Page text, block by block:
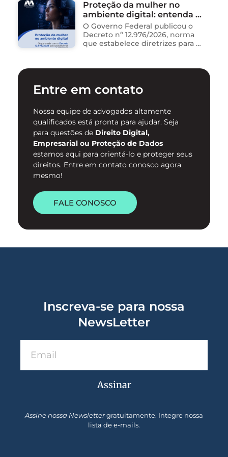
dados, redigem e-mails, geram
relatórios. O problema não está
na ferramenta. Está …
Proteção da mulher no
ambiente digital: entenda o
novo Decreto nº 12.976/2026
O Governo Federal publicou o
Decreto nº 12.976/2026, norma
que estabelece diretrizes para a
enfrentamento da violência
digital. …
Entre em contato
Nossa equipe de advogados altamente
qualificados está pronta para ajudar. Seja
para questões de Direito Digital,
Empresarial ou Proteção de Dados
estamos aqui para orientá-lo e proteger seus
direitos. Entre em contato conosco agora
mesmo!
FALE CONOSCO
Inscreva-se para nossa
NewsLetter
Assinar
Assine nossa Newslettergratuitamente. Integre nossa
lista de e-mails.